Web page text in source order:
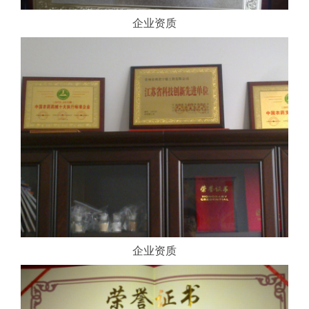
企业资质
企业资质